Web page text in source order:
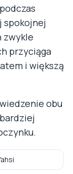
spokojnej
zwykle
przyciąga
i większą
obu